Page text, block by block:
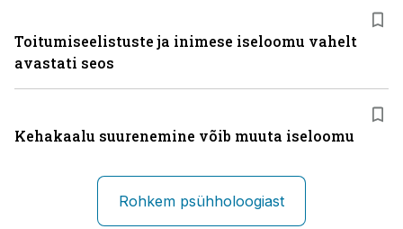
Toitumiseelistuste ja inimese iseloomu vahelt
avastati seos
Kehakaalu suurenemine võib muuta iseloomu
Rohkem psühholoogiast